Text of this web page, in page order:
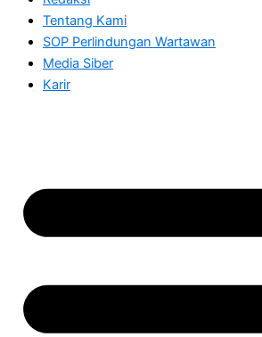
Tentang Kami
SOP Perlindungan Wartawan
Media Siber
Karir